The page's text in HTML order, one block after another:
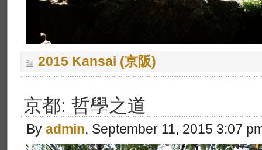
2015 Kansai (京阪)
京都: 哲學之道
By admin, September 11, 2015 3:07